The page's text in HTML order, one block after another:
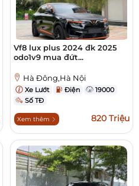
Vf8 lux plus 2024 đk 2025
odo1v9 mua đứt...
Hà Đông,Hà Nội
Xe Lướt Điện
19000
Số TĐ
Xem thêm 820 Triệu